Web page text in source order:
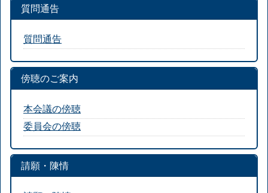
質問通告
質問通告
傍聴のご案内
本会議の傍聴
委員会の傍聴
請願・陳情